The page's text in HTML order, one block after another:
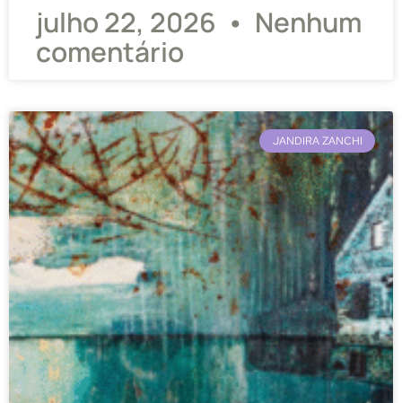
julho 22, 2026
Nenhum
comentário
JANDIRA ZANCHI